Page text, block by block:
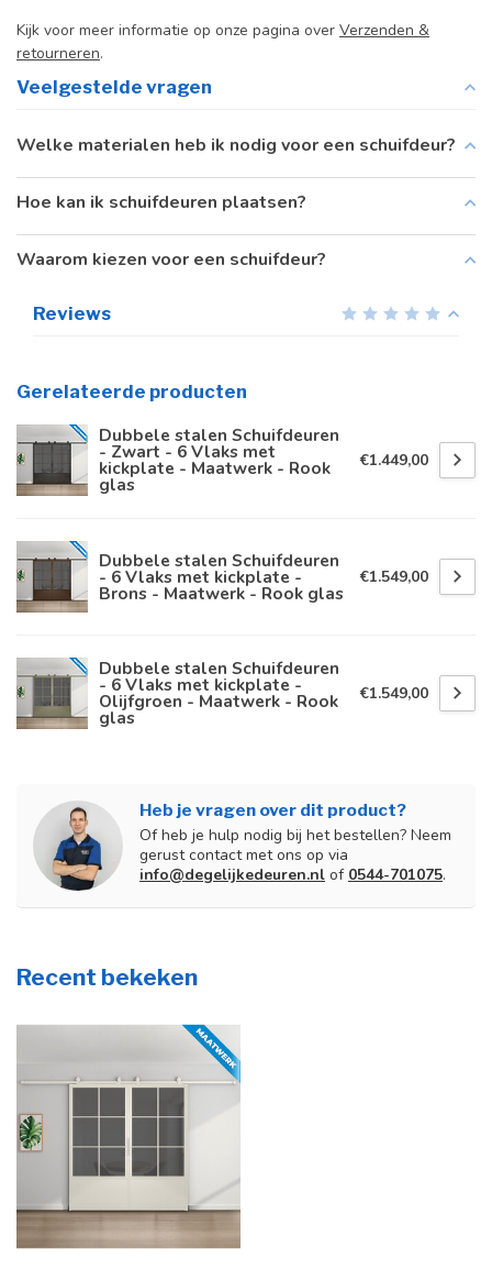
Kijk voor meer informatie op onze pagina over Verzenden &
retourneren.
Veelgestelde vragen
Welke materialen heb ik nodig voor een schuifdeur?
Hoe kan ik schuifdeuren plaatsen?
Waarom kiezen voor een schuifdeur?
Reviews
Gerelateerde producten
Dubbele stalen Schuifdeuren
- Zwart - 6 Vlaks met
kickplate - Maatwerk - Rook
glas
€1.449,00
Dubbele stalen Schuifdeuren
- 6 Vlaks met kickplate -
Brons - Maatwerk - Rook glas
€1.549,00
Dubbele stalen Schuifdeuren
- 6 Vlaks met kickplate -
Olijfgroen - Maatwerk - Rook
glas
€1.549,00
Heb je vragen over dit product?
Of heb je hulp nodig bij het bestellen? Neem
gerust contact met ons op via
info@degelijkedeuren.nl of 0544-701075.
Recent bekeken